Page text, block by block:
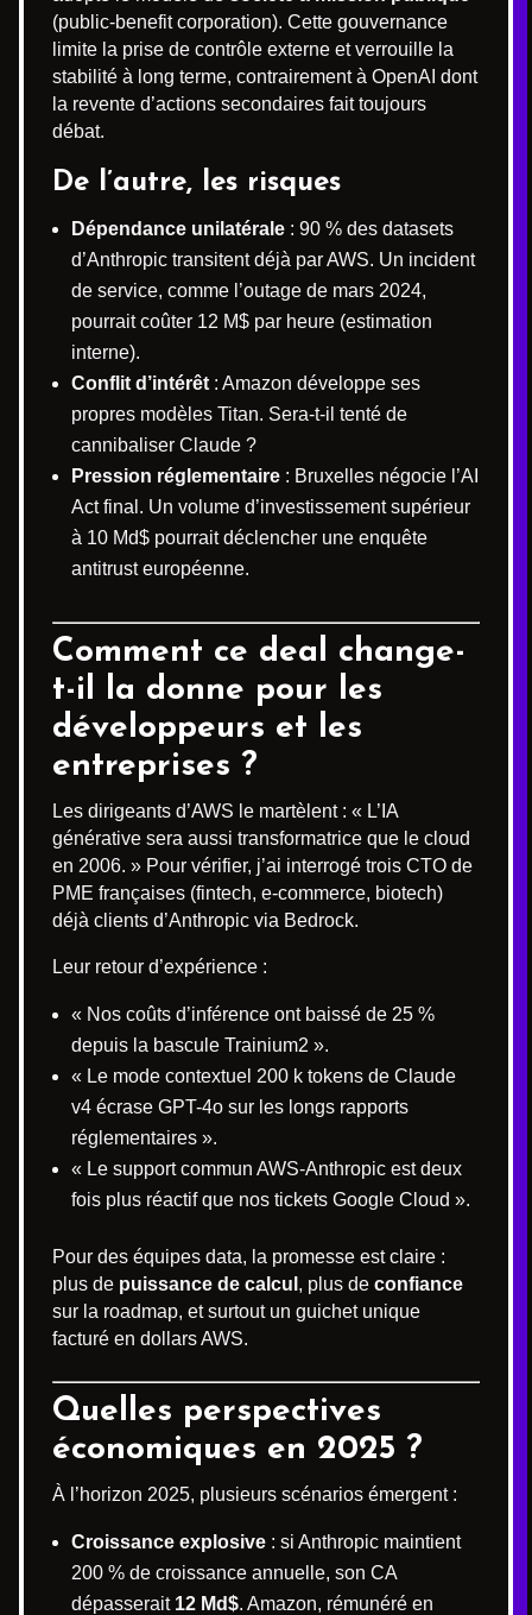
(public-benefit corporation). Cette gouvernance
limite la prise de contrôle externe et verrouille la
stabilité à long terme, contrairement à OpenAI dont
la revente d’actions secondaires fait toujours
débat.
De l’autre, les risques
Dépendance unilatérale : 90 % des datasets
d’Anthropic transitent déjà par AWS. Un incident
de service, comme l’outage de mars 2024,
pourrait coûter 12 M$ par heure (estimation
interne).
Conflit d’intérêt : Amazon développe ses
propres modèles Titan. Sera-t-il tenté de
cannibaliser Claude ?
Pression réglementaire : Bruxelles négocie l’AI
Act final. Un volume d’investissement supérieur
à 10 Md$ pourrait déclencher une enquête
antitrust européenne.
Comment ce deal change-
t-il la donne pour les
développeurs et les
entreprises ?
Les dirigeants d’AWS le martèlent : « L’IA
générative sera aussi transformatrice que le cloud
en 2006. » Pour vérifier, j’ai interrogé trois CTO de
PME françaises (fintech, e-commerce, biotech)
déjà clients d’Anthropic via Bedrock.
Leur retour d’expérience :
« Nos coûts d’inférence ont baissé de 25 %
depuis la bascule Trainium2 ».
« Le mode contextuel 200 k tokens de Claude
v4 écrase GPT-4o sur les longs rapports
réglementaires ».
« Le support commun AWS-Anthropic est deux
fois plus réactif que nos tickets Google Cloud ».
Pour des équipes data, la promesse est claire :
plus de puissance de calcul , plus de confiance
sur la roadmap, et surtout un guichet unique
facturé en dollars AWS.
Quelles perspectives
économiques en 2025 ?
À l’horizon 2025, plusieurs scénarios émergent :
Croissance explosive : si Anthropic maintient
200 % de croissance annuelle, son CA
dépasserait 12 Md$. Amazon, rémunéré en